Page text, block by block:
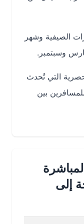
وشهر
تُحدث
بين